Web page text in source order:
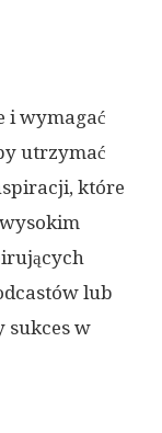
i wymagać
utrzymać
które
lub
sukces w